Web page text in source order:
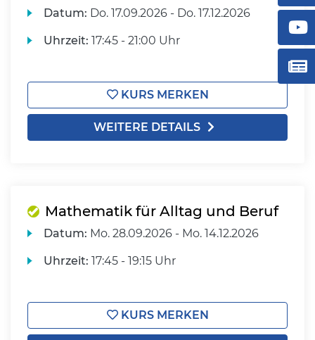
Datum: Do. 17.09.2026 - Do. 17.12.2026
Uhrzeit: 17:45 - 21:00 Uhr
KURS MERKEN
WEITERE DETAILS
Mathematik für Alltag und Beruf
Datum: Mo. 28.09.2026 - Mo. 14.12.2026
Uhrzeit: 17:45 - 19:15 Uhr
KURS MERKEN